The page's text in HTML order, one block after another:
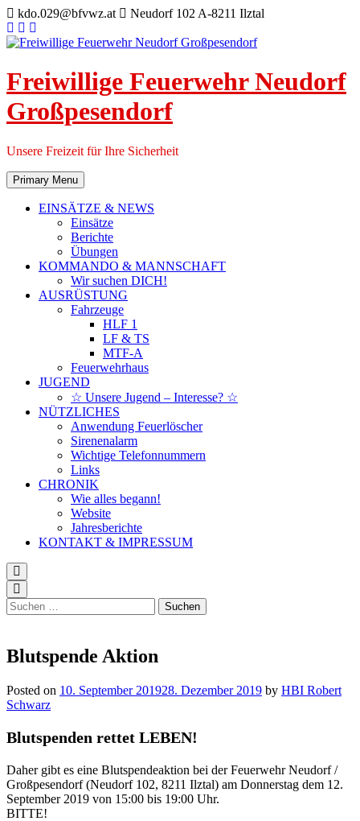
Skip
to
content
kdo.029@bfvwz.at Neudorf 102 A-8211 Ilztal
Freiwillige Feuerwehr Neudorf
Großpesendorf
Unsere Freizeit für Ihre Sicherheit
Primary Menu
EINSÄTZE & NEWS
Einsätze
Berichte
Übungen
KOMMANDO & MANNSCHAFT
Wir suchen DICH!
AUSRÜSTUNG
Fahrzeuge
HLF 1
LF & TS
MTF-A
Feuerwehrhaus
JUGEND
☆ Unsere Jugend – Interesse? ☆
NÜTZLICHES
Anwendung Feuerlöscher
Sirenenalarm
Wichtige Telefonnummern
Links
CHRONIK
Wie alles begann!
Website
Jahresberichte
KONTAKT & IMPRESSUM
Suchen
nach:
Blutspende Aktion
Posted on 10. September 201928. Dezember 2019 by HBI Robert
Schwarz
Blutspenden rettet LEBEN!
Daher gibt es eine Blutspendeaktion bei der Feuerwehr Neudorf /
Großpesendorf (Neudorf 102, 8211 Ilztal) am Donnerstag dem 12.
September 2019 von 15:00 bis 19:00 Uhr.
BITTE!